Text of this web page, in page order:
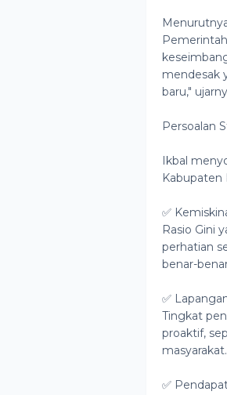
mendesak
baru,"
Persoalan
Ikbal
Kabupaten
✅
Rasio Gini
perhatian
benar-
✅
Tingkat
proaktif,
masyarakat.
✅